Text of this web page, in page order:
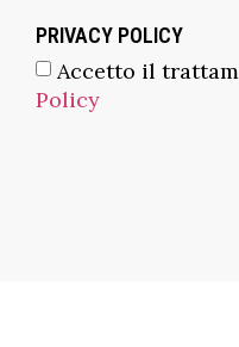
PRIVACY POLICY
Accetto il
Policy